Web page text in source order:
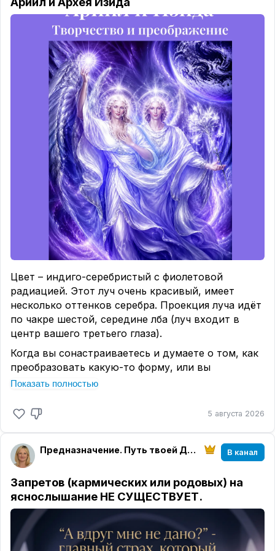
Цвет – индиго-серебристый с фиолетовой
радиацией. Этот луч очень красивый, имеет
несколько оттенков серебра. Проекция луча идёт
по чакре шестой, середине лба (луч входит в
центр вашего третьего глаза).
Когда вы сонастраиваетесь и думаете о том, как
преобразовать какую-то форму, или вы
находитесь в дисбалансе и вам нужно
войти в гармонию —
здесь, конечно, призываете
Это даст вам возможность усиления каузального
тела в вашей энергетической сущности, а также
состояние поточности, когда вы выполняете
какие-то материальные дела. Вообще, что такое
преображение формы?
Очень легко понять, если у вас есть мысль,
Показать полностью
5 августа 2026
Предназначение. Путь твоей Души | Оксана Иванова | В канал
Запретов (кармических или родовых) на
яснослышание НЕ СУЩЕСТВУЕТ.